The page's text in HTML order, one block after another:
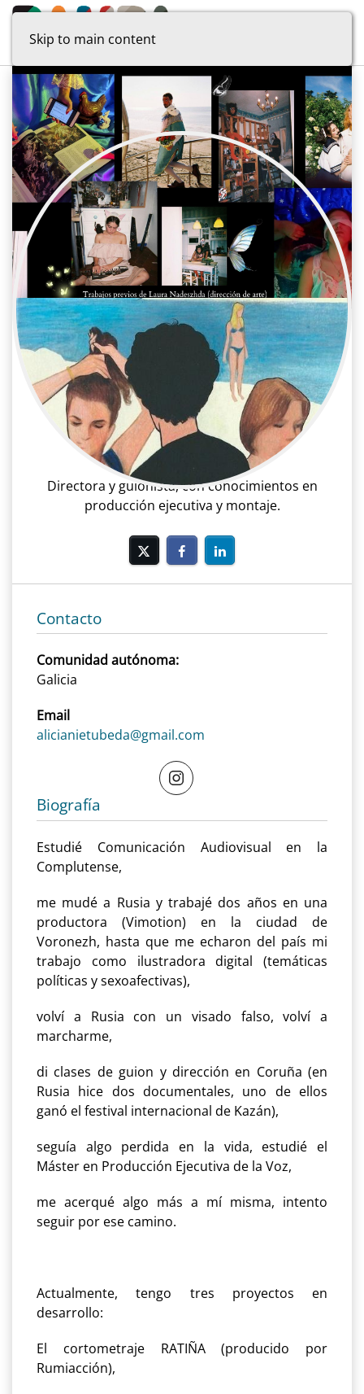
Skip to main content
Alicia Úbeda Suárez
Cine | Dirección | Directora
Directora y guionista, con conocimientos en
producción ejecutiva y montaje.
Contacto
Comunidad autónoma:
Galicia
Email
alicianietubeda@gmail.com
Biografía
Estudié Comunicación Audiovisual en la
Complutense,
me mudé a Rusia y trabajé dos años en una
productora (Vimotion) en la ciudad de
Voronezh, hasta que me echaron del país mi
trabajo como ilustradora digital (temáticas
políticas y sexoafectivas),
volví a Rusia con un visado falso, volví a
marcharme,
di clases de guion y dirección en Coruña (en
Rusia hice dos documentales, uno de ellos
ganó el festival internacional de Kazán),
seguía algo perdida en la vida, estudié el
Máster en Producción Ejecutiva de la Voz,
me acerqué algo más a mí misma, intento
seguir por ese camino.
Actualmente, tengo tres proyectos en
desarrollo:
El cortometraje RATIÑA (producido por
Rumiacción),